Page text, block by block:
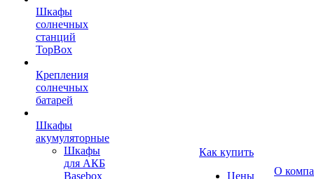
Шкафы
солнечных
станций
TopBox
Крепления
солнечных
батарей
Шкафы
акумуляторные
Шкафы
для АКБ
Basebox
Как купить
Цены
О